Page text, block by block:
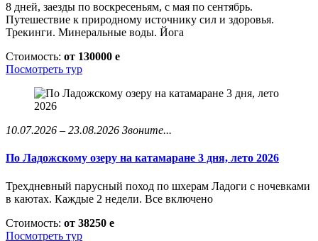
8 дней, заезды по воскресеньям, с мая по сентябрь.
Путешествие к природному источнику сил и здоровья.
Трекинги. Минеральные воды. Йога
Стоимость: от 130000 e
Посмотреть тур
10.07.2026 – 23.08.2026 Звоните...
По Ладожскому озеру на катамаране 3 дня, лето 2026
Трехдневный парусный поход по шхерам Ладоги с ночевками
в каютах. Каждые 2 недели. Все включено
Стоимость: от 38250 e
Посмотреть тур